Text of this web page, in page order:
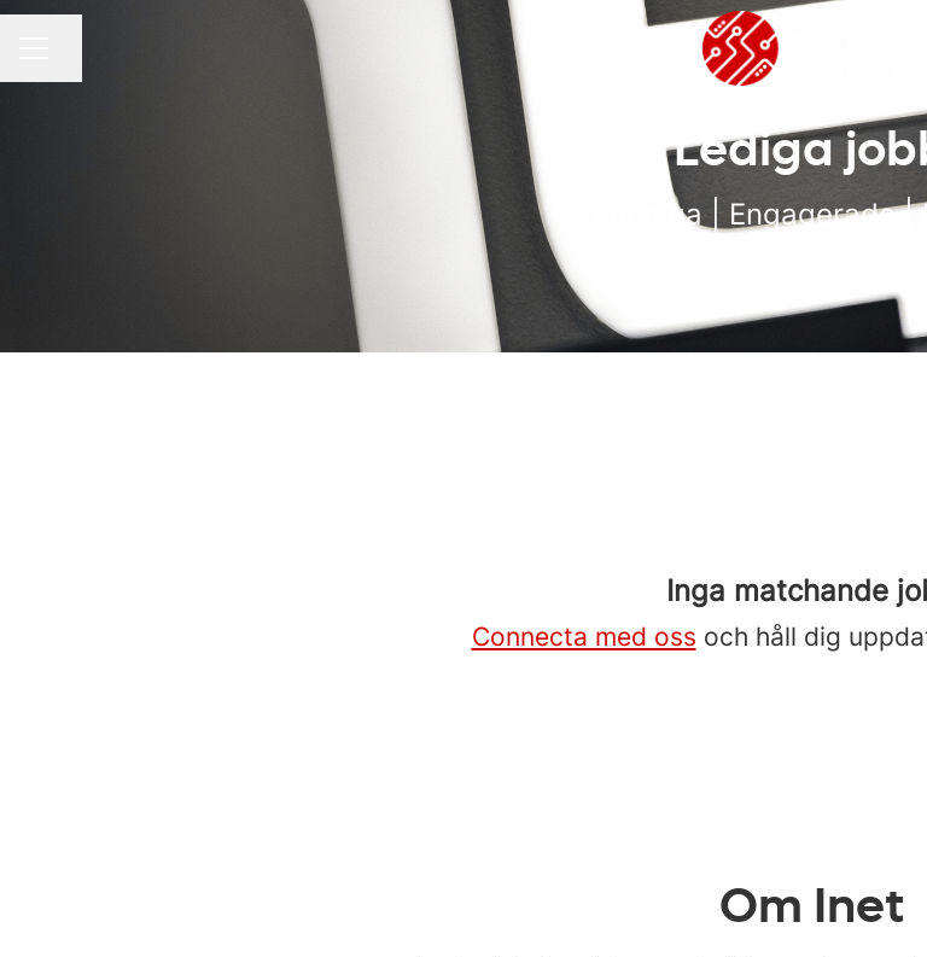
Lediga
Kunniga | Engagerade |
Inga matchande
Connecta med oss och håll dig
Om Inet